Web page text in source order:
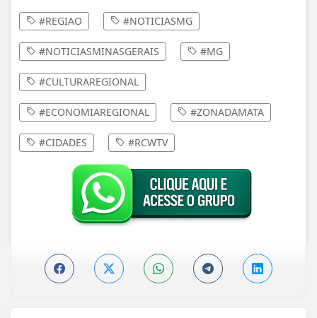
#REGIAO #NOTICIASMG
#NOTICIASMINASGERAIS #MG
#CULTURAREGIONAL
#ECONOMIAREGIONAL #ZONADAMATA
#CIDADES #RCWTV